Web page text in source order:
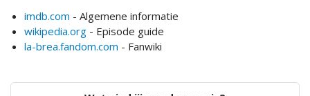
imdb.com - Algemene informatie
wikipedia.org - Episode guide
la-brea.fandom.com - Fanwiki